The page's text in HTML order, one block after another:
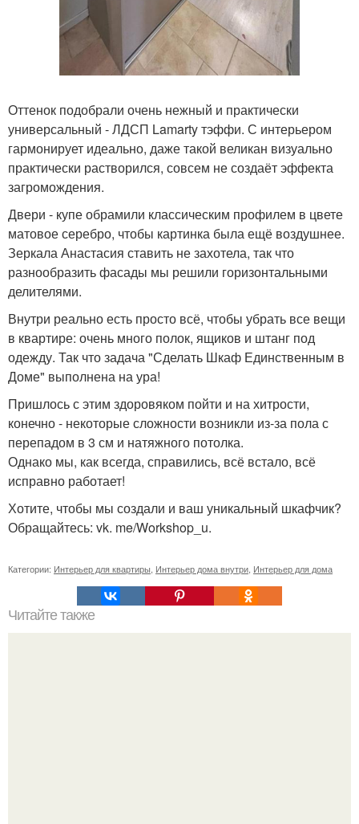
Оттенок подобрали очень нежный и практически
универсальный - ЛДСП Lamarty тэффи. С интерьером
гармонирует идеально, даже такой великан визуально
практически растворился, совсем не создаёт эффекта
загромождения.
Двери - купе обрамили классическим профилем в цвете
матовое серебро, чтобы картинка была ещё воздушнее.
Зеркала Анастасия ставить не захотела, так что
разнообразить фасады мы решили горизонтальными
делителями.
Внутри реально есть просто всё, чтобы убрать все вещи
в квартире: очень много полок, ящиков и штанг под
одежду. Так что задача "Сделать Шкаф Единственным в
Доме" выполнена на ура!
Пришлось с этим здоровяком пойти и на хитрости,
конечно - некоторые сложности возникли из-за пола с
перепадом в 3 см и натяжного потолка.
Однако мы, как всегда, справились, всё встало, всё
исправно работает!
Хотите, чтобы мы создали и ваш уникальный шкафчик?
Обращайтесь: vk. me/Workshop_u.
Категории: Интерьер для квартиры Интерьер дома внутри Интерьер для дома
Читайте также